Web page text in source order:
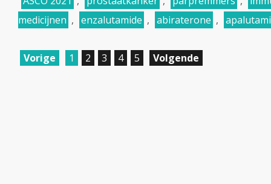
medicijnen , enzalutamide , abiraterone ,
Vorige 1 2 3 4 5 Volgende